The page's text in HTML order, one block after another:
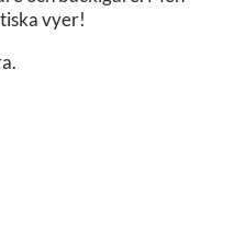
vyer!